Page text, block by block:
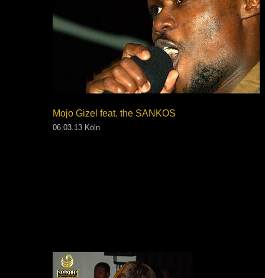
Mojo Gizel feat. the SANKOS
06.03.13 Köln